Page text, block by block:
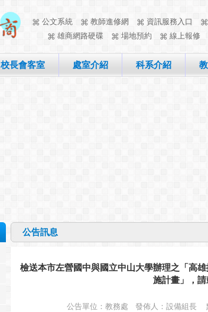
資訊服務入口
教師進修網
公文系統
線上報修
場地預約
雄商網路硬碟
校長會客室 處室介紹 科系介紹
公告訊息
檢送本市左營國中與國立中山大學辦理之「高
施計畫」，請
公告單位：教務處 發佈人：設備組長